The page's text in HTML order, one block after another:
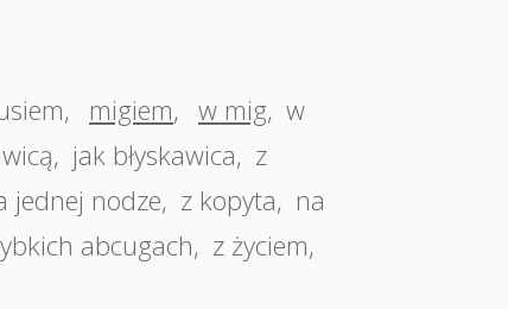
, migiem, w mig, w
, jak błyskawica, z
jednej nodze, z kopyta, na
abcugach, z życiem,